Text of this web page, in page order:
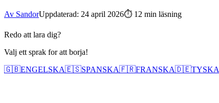
Av SandorUppdaterad: 24 april 2026⏱ 12 min läsning
Redo att lara dig?
Valj ett sprak for att borja!
🇬🇧ENGELSKA🇪🇸SPANSKA🇫🇷FRANSKA🇩🇪TYSKA